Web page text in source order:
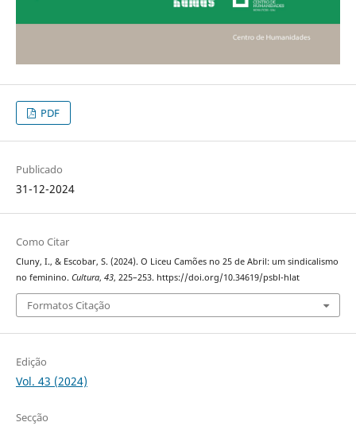
PDF
Publicado
31-12-2024
Como Citar
Cluny, I., & Escobar, S. (2024). O Liceu Camões no 25 de Abril: um sindicalismo
no feminino. Cultura, 43, 225–253. https://doi.org/10.34619/psbl-hlat
Formatos Citação
Edição
Vol. 43 (2024)
Secção